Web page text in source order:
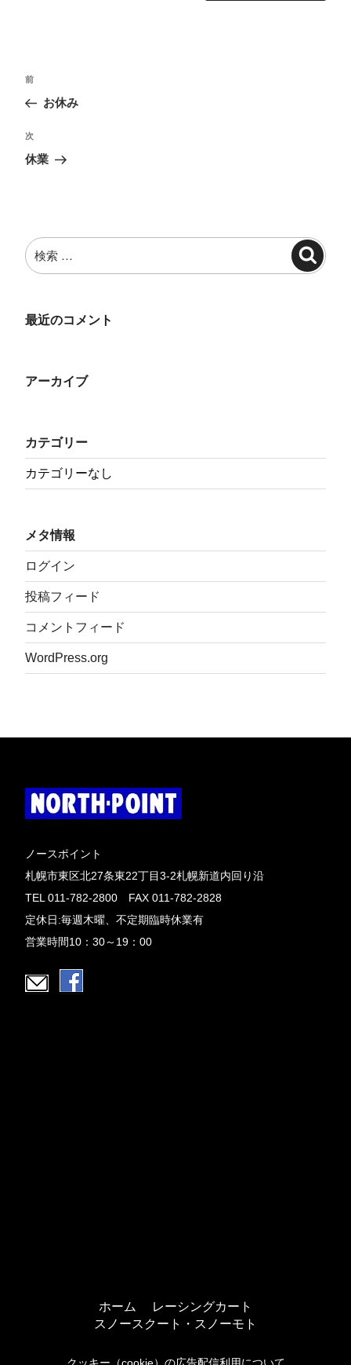
投
ビ
ゲ
ン
過
去
投
稿
前
お休み
次
の
次
休業
検
索:
検
索
最近のコメント
アーカイブ
カテゴリー
カテゴリーなし
メタ情報
ログイン
投稿フィード
コメントフィード
WordPress.org
ノースポイント
札幌市東区北27条東22丁目3-2札幌新道内回り沿
TEL 011-782-2800 FAX 011-782-2828
定休日:毎週木曜、不定期臨時休業有
営業時間10：30～19：00
ホーム
レーシングカート
スノースクート・スノーモト